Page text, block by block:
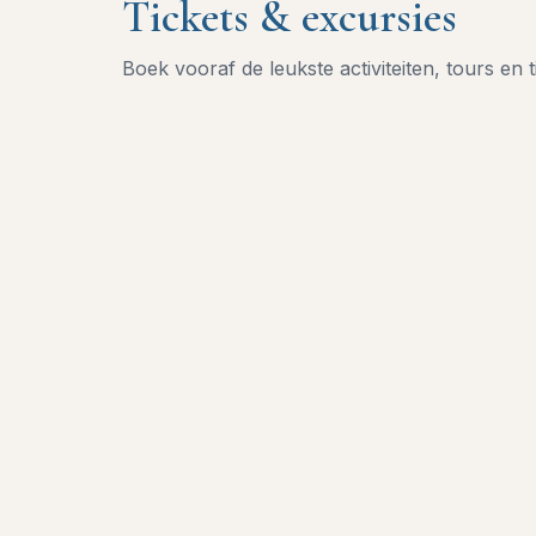
Tickets & excursies
Boek vooraf de leukste activiteiten, tours en